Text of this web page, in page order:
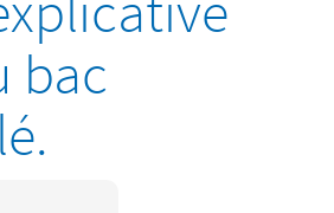
bac